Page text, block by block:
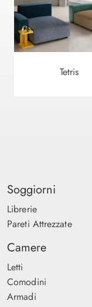
Tetris
Soggiorni
Librerie
Pareti Attrezzate
Camere
Letti
Comodini
Armadi